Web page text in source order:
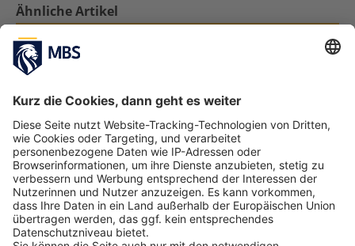
Ähnliche Artikel
Juni 2, 2021
Mein Auslandssemester: Vanessa @ National
Taiwan Sports University (NTSU)
Mai 9, 2017
Als Student ins Auslandssemester, als
Unternehmer zurück
September 7, 2017